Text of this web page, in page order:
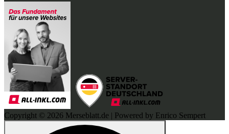
Copyright © 2026 Merseblatt.de | Powered by Enrico Sempert